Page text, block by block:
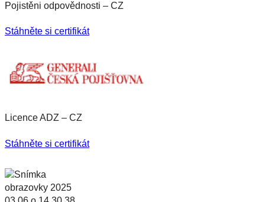
Pojistěni odpovědnosti – CZ
Stáhněte si certifikát
Licence ADZ – CZ
Stáhněte si certifikát